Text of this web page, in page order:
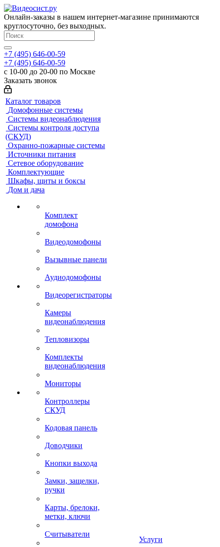
Онлайн-заказы в нашем интернет-магазине принимаются
круглосуточно, без выходных.
+7 (495) 646-00-59
+7 (495) 646-00-59
с 10-00 до 20-00 по Москве
Заказать звонок
Каталог товаров
Домофонные системы
Системы видеонаблюдения
Системы контроля доступа
(СКУД)
Охранно-пожарные системы
Источники питания
Сетевое оборудование
Комплектующие
Шкафы, щиты и боксы
Дом и дача
Комплект
домофона
Видеодомофоны
Вызывные панели
Аудиодомофоны
Видеорегистраторы
Камеры
видеонаблюдения
Тепловизоры
Комплекты
видеонаблюдения
Мониторы
Контроллеры
СКУД
Кодовая панель
Доводчики
Кнопки выхода
Замки, защелки,
ручки
Карты, брелоки,
метки, ключи
Считыватели
Услуги